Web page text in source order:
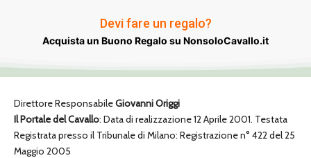
Devi fare un regalo?
Acquista un Buono Regalo su NonsoloCavallo.it
Direttore ResponsabileGiovanni Origgi
Il Portale del Cavallo: Data di realizzazione 12 Aprile 2001. Testata
Registrata presso il Tribunale di Milano: Registrazione n° 422 del 25
Maggio 2005